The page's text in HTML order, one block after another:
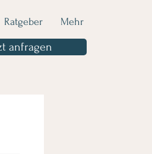
Ratgeber Mehr
anfragen